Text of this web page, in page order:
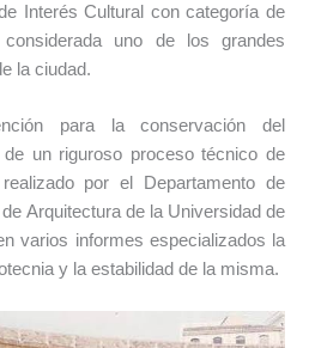
Interés Cultural con categoría de
uno de los grandes
la ciudad.
para la conservación del
un riguroso proceso técnico de
por el Departamento de
Arquitectura de la Universidad de
varios informes especializados la
y la estabilidad de la misma.